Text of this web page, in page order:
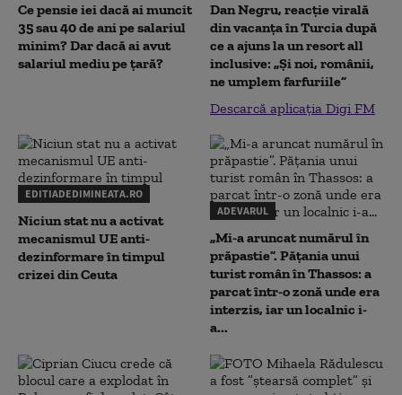
Ce pensie iei dacă ai muncit
35 sau 40 de ani pe salariul
minim? Dar dacă ai avut
salariul mediu pe țară?
Dan Negru, reacție virală
din vacanța în Turcia după
ce a ajuns la un resort all
inclusive: „Și noi, românii,
ne umplem farfuriile”
Descarcă aplicația Digi FM
EDITIADEDIMINEATA.RO
Niciun stat nu a activat
mecanismul UE anti-
dezinformare în timpul
crizei din Ceuta
ADEVARUL
„Mi-a aruncat numărul în
prăpastie”. Pățania unui
turist român în Thassos: a
parcat într-o zonă unde era
interzis, iar un localnic i-
a...